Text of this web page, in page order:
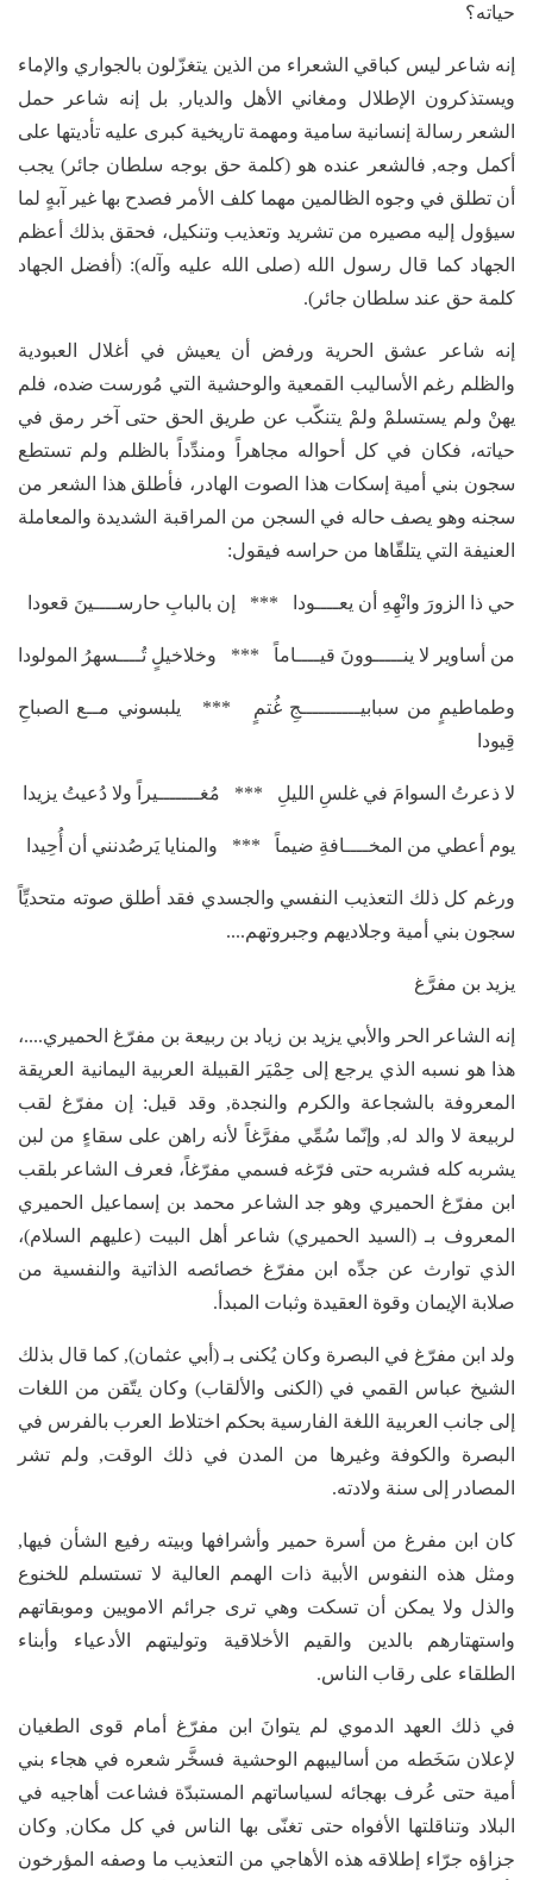
حياته؟
إنه شاعر ليس كباقي الشعراء من الذين يتغزّلون بالجواري والإماء
ويستذكرون الإطلال ومغاني الأهل والديار, بل إنه شاعر حمل
الشعر رسالة إنسانية سامية ومهمة تاريخية كبرى عليه تأديتها على
أكمل وجه, فالشعر عنده هو (كلمة حق بوجه سلطان جائر) يجب
أن تطلق في وجوه الظالمين مهما كلف الأمر فصدح بها غير آبهٍ لما
سيؤول إليه مصيره من تشريد وتعذيب وتنكيل، فحقق بذلك أعظم
الجهاد كما قال رسول الله (صلى الله عليه وآله): (أفضل الجهاد
كلمة حق عند سلطان جائر).
إنه شاعر عشق الحرية ورفض أن يعيش في أغلال العبودية
والظلم رغم الأساليب القمعية والوحشية التي مُورست ضده، فلم
يهنْ ولم يستسلمْ ولمْ يتنكّب عن طريق الحق حتى آخر رمق في
حياته، فكان في كل أحواله مجاهراً ومندِّداً بالظلم ولم تستطع
سجون بني أمية إسكات هذا الصوت الهادر، فأطلق هذا الشعر من
سجنه وهو يصف حاله في السجن من المراقبة الشديدة والمعاملة
العنيفة التي يتلقّاها من حراسه فيقول:
حي ذا الزورَ وانْهِهِ أن يعــــودا *** إن بالبابِ حارســــينَ قعودا
من أساوير لا ينـــــوونَ قيــــاماً *** وخلاخيلٍ تُــــسهرُ المولودا
وطماطيمٍ من سبابيــــــــــجِ غُتمٍ *** يلبسوني مــع الصباحِ
قِيودا
لا ذعرتُ السوامَ في غلسِ الليلِ *** مُغـــــــيراً ولا دُعيتُ يزيدا
يوم أعطي من المخــــافةِ ضيماً *** والمنايا يَرصُدنني أن أُحِيدا
ورغم كل ذلك التعذيب النفسي والجسدي فقد أطلق صوته متحديِّاً
سجون بني أمية وجلاديهم وجبروتهم....
يزيد بن مفرَّغ
إنه الشاعر الحر والأبي يزيد بن زياد بن ربيعة بن مفرّغ الحميري....،
هذا هو نسبه الذي يرجع إلى حِمْيَر القبيلة العربية اليمانية العريقة
المعروفة بالشجاعة والكرم والنجدة, وقد قيل: إن مفرّغ لقب
لربيعة لا والد له, وإنّما سُمِّي مفرَّغاً لأنه راهن على سقاءٍ من لبن
يشربه كله فشربه حتى فرّغه فسمي مفرّغاً، فعرف الشاعر بلقب
ابن مفرّغ الحميري وهو جد الشاعر محمد بن إسماعيل الحميري
المعروف بـ (السيد الحميري) شاعر أهل البيت (عليهم السلام)،
الذي توارث عن جدِّه ابن مفرّغ خصائصه الذاتية والنفسية من
صلابة الإيمان وقوة العقيدة وثبات المبدأ.
ولد ابن مفرّغ في البصرة وكان يُكنى بـ (أبي عثمان), كما قال بذلك
الشيخ عباس القمي في (الكنى والألقاب) وكان يتّقن من اللغات
إلى جانب العربية اللغة الفارسية بحكم اختلاط العرب بالفرس في
البصرة والكوفة وغيرها من المدن في ذلك الوقت, ولم تشر
المصادر إلى سنة ولادته.
كان ابن مفرغ من أسرة حمير وأشرافها وبيته رفيع الشأن فيها,
ومثل هذه النفوس الأبية ذات الهمم العالية لا تستسلم للخنوع
والذل ولا يمكن أن تسكت وهي ترى جرائم الامويين وموبقاتهم
واستهتارهم بالدين والقيم الأخلاقية وتوليتهم الأدعياء وأبناء
الطلقاء على رقاب الناس.
في ذلك العهد الدموي لم يتوانَ ابن مفرّغ أمام قوى الطغيان
لإعلان سَخَطه من أساليبهم الوحشية فسخَّر شعره في هجاء بني
أمية حتى عُرف بهجائه لسياساتهم المستبدّة فشاعت أهاجيه في
البلاد وتناقلتها الأفواه حتى تغنّى بها الناس في كل مكان, وكان
جزاؤه جرّاء إطلاقه هذه الأهاجي من التعذيب ما وصفه المؤرخون